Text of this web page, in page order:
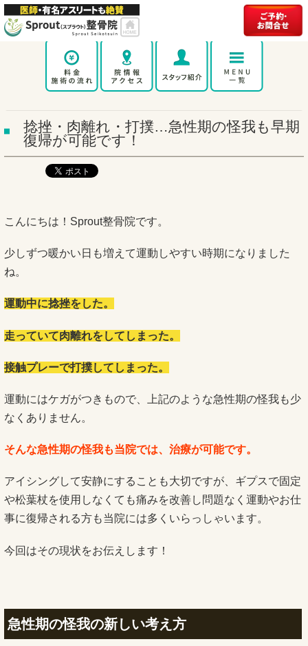
捻挫・肉離れ・打撲…急性期の怪我も早期
復帰が可能です！
こんにちは！Sprout整骨院です。
少しずつ暖かい日も増えて運動しやすい時期になりました
ね。
運動中に捻挫をした。
走っていて肉離れをしてしまった。
接触プレーで打撲してしまった。
運動にはケガがつきもので、上記のような急性期の怪我も少
なくありません。
そんな急性期の怪我も当院では、治療が可能です。
アイシングして安静にすることも大切ですが、ギプスで固定
や松葉杖を使用しなくても痛みを改善し問題なく運動やお仕
事に復帰される方も当院には多くいらっしゃいます。
今回はその現状をお伝えします！
急性期の怪我の新しい考え方